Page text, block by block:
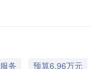
服务
预算6.96万元